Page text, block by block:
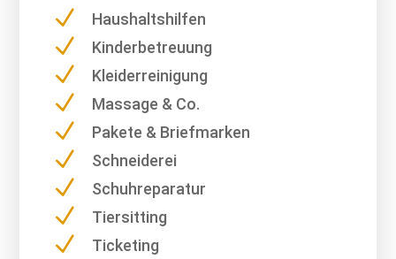
N Haushaltshilfen
N Kinderbetreuung
N Kleiderreinigung
N Massage & Co.
N Pakete & Briefmarken
N Schneiderei
N Schuhreparatur
N Tiersitting
N Ticketing